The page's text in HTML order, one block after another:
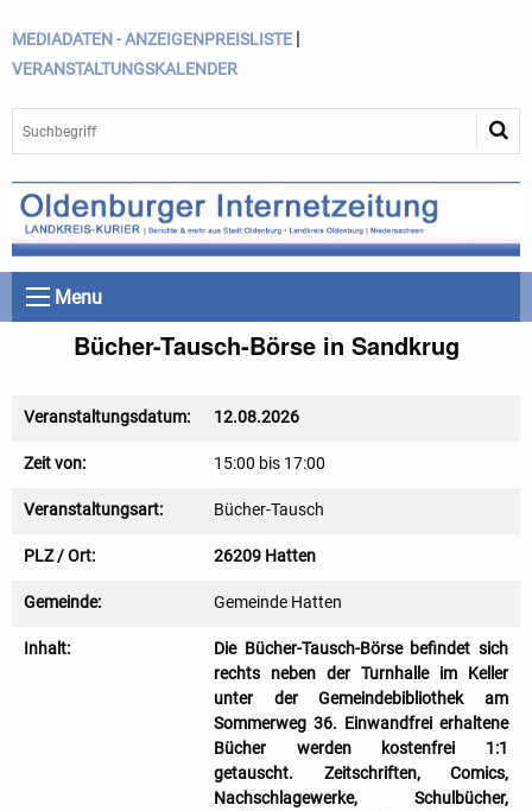
MEDIADATEN - ANZEIGENPREISLISTE |
VERANSTALTUNGSKALENDER
Menu
Bücher-Tausch-Börse in Sandkrug
Veranstaltungsdatum: 12.08.2026
Zeit von: 15:00 bis 17:00
Veranstaltungsart: Bücher-Tausch
PLZ / Ort: 26209 Hatten
Gemeinde: Gemeinde Hatten
Inhalt:
Die Bücher-Tausch-Börse befindet sich
rechts neben der Turnhalle im Keller
unter der Gemeindebibliothek am
Sommerweg 36. Einwandfrei erhaltene
Bücher werden kostenfrei 1:1
getauscht. Zeitschriften, Comics,
Nachschlagewerke, Schulbücher,